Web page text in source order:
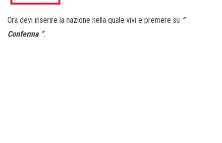
Ora devi inserire la nazione nella quale vivi e premere su ”
Conferma “.